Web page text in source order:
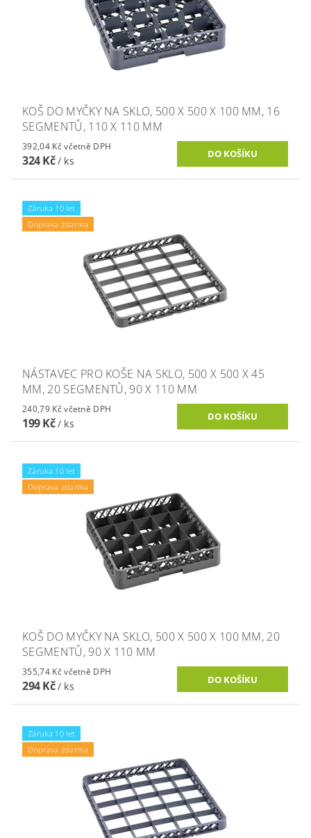
KOŠ DO MYČKY NA SKLO, 500 X 500 X 100 MM, 16
SEGMENTŮ, 110 X 110 MM
392,04 Kč včetně DPH
324 Kč/ ks
Záruka 10 let
Doprava zdarma
NÁSTAVEC PRO KOŠE NA SKLO, 500 X 500 X 45
MM, 20 SEGMENTŮ, 90 X 110 MM
240,79 Kč včetně DPH
199 Kč/ ks
Záruka 10 let
Doprava zdarma
KOŠ DO MYČKY NA SKLO, 500 X 500 X 100 MM, 20
SEGMENTŮ, 90 X 110 MM
355,74 Kč včetně DPH
294 Kč/ ks
Záruka 10 let
Doprava zdarma